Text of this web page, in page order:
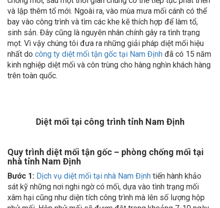
và lập thêm tổ mới. Ngoài ra, vào mùa mưa mối cánh có thể
bay vào công trình và tìm các khe kẽ thích hợp để làm tổ,
sinh sản. Đây cũng là nguyên nhân chính gây ra tình trạng
mọt. Vì vậy chúng tôi đưa ra những giải pháp diệt mối hiệu
nhất docông ty diệt mối tận gốc tại Nam Địnhđã có 15 năm
kinh nghiệp diệt mối và côn trùng cho hàng nghìn khách hàng
trên toàn quốc.
Diệt mối tại công trình tỉnh Nam Định
Quy trình diệt mối tận gốc – phòng chống mối tại
nhà tỉnh Nam Định
Bước 1: Dịch vụ diệt mối tại nhà Nam Định
tiến hành khảo
sát kỹ những nơi nghi ngờ có mối, dựa vào tình trạng mối
xâm hại cũng như diện tích công trình mà lên số lượng hộp
nhử mối. Hộp nhử mối sẽ được đặt trong khoảng 7-10 ngày